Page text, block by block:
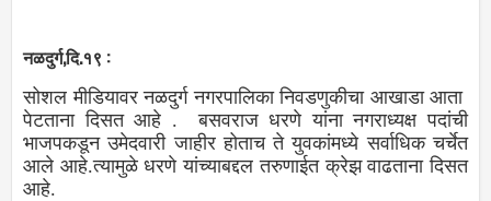
नळदुर्ग,दि.१९ :
सोशल मीडियावर नळदुर्ग नगरपालिका निवडणुकीचा आखाडा आता
पेटताना दिसत आहे . बसवराज धरणे यांना नगराध्यक्ष पदांची
भाजपकडून उमेदवारी जाहीर होताच ते युवकांमध्ये सर्वाधिक चर्चेत
आले आहे.त्यामुळे धरणे यांच्याबद्दल तरुणाईत क्रेझ वाढताना दिसत
आहे.